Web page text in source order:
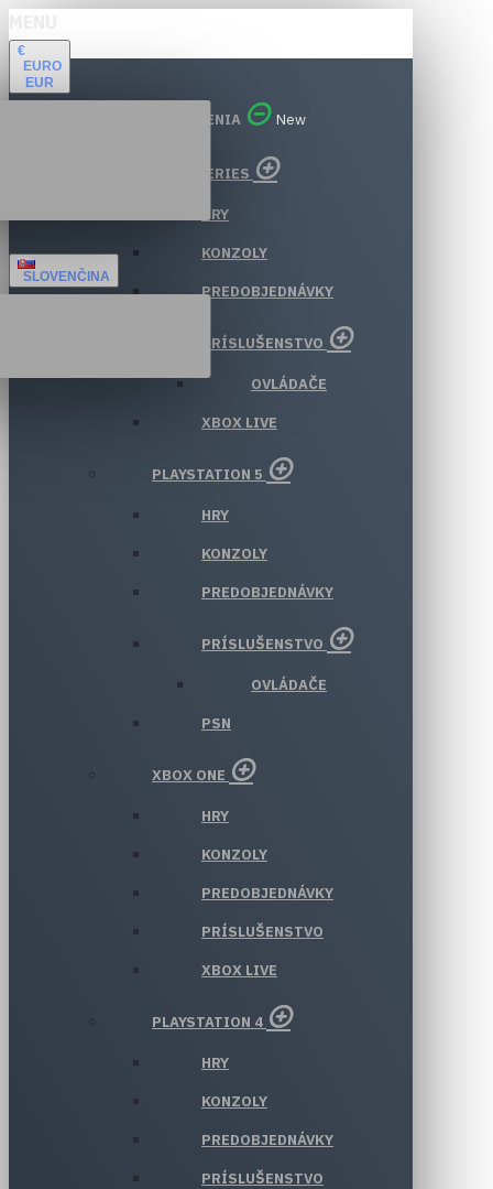
€
EURO
EUR
SLOVENČINA
VŠETKY ODDELENIA New
XBOX SERIES
HRY
KONZOLY
PREDOBJEDNÁVKY
PRÍSLUŠENSTVO
OVLÁDAČE
XBOX LIVE
PLAYSTATION 5
HRY
KONZOLY
PREDOBJEDNÁVKY
PRÍSLUŠENSTVO
OVLÁDAČE
PSN
XBOX ONE
HRY
KONZOLY
PREDOBJEDNÁVKY
PRÍSLUŠENSTVO
XBOX LIVE
PLAYSTATION 4
HRY
KONZOLY
PREDOBJEDNÁVKY
PRÍSLUŠENSTVO